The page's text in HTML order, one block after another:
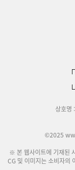
상호명
©2025
※ 본 웹사이트에 기재된
CG 및 이미지는 소비자의